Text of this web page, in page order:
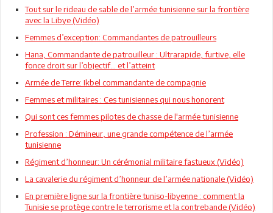
Tout sur le rideau de sable de l’armée tunisienne sur la frontière
avec la Libye (Vidéo)
Femmes d’exception: Commandantes de patrouilleurs
Hana, Commandante de patrouilleur : Ultrarapide, furtive, elle
fonce droit sur l’objectif... et l’atteint
Armée de Terre: Ikbel commandante de compagnie
Femmes et militaires : Ces tunisiennes qui nous honorent
Qui sont ces femmes pilotes de chasse de l'armée tunisienne
Profession : Démineur, une grande compétence de l’armée
tunisienne
Régiment d’honneur: Un cérémonial militaire fastueux (Vidéo)
La cavalerie du régiment d’honneur de l’armée nationale (Vidéo)
En première ligne sur la frontière tuniso-libyenne : comment la
Tunisie se protège contre le terrorisme et la contrebande (Vidéo)